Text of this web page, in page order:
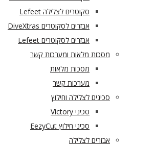
סקוטרים לצלילה Lefeet
אבזרים לסקוטרים DiveXtras
אבזרים לסקוטרים Lefeet
מסכות מלאות ומערכות קשר
מסכות מלאות
מערכות קשר
סכינים לצלילה וחילוץ
סכיני Victory
סכיני חילוץ EezyCut
אבזרים לצלילה